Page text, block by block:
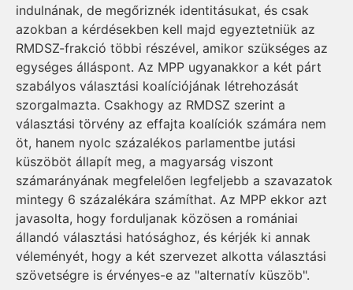
indulnának, de megőriznék identitásukat, és csak
azokban a kérdésekben kell majd egyeztetniük az
RMDSZ-frakció többi részével, amikor szükséges az
egységes álláspont. Az MPP ugyanakkor a két párt
szabályos választási koalíciójának létrehozását
szorgalmazta. Csakhogy az RMDSZ szerint a
választási törvény az effajta koalíciók számára nem
öt, hanem nyolc százalékos parlamentbe jutási
küszöböt állapít meg, a magyarság viszont
számarányának megfelelően legfeljebb a szavazatok
mintegy 6 százalékára számíthat. Az MPP ekkor azt
javasolta, hogy forduljanak közösen a romániai
állandó választási hatósághoz, és kérjék ki annak
véleményét, hogy a két szervezet alkotta választási
szövetségre is érvényes-e az "alternatív küszöb".